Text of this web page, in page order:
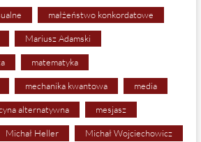
małżeństwo konkordatowe
Mariusz Adamski
matematyka
mechanika kwantowa media
alternatywna mesjasz
Michał Heller Michał Wojciechowicz